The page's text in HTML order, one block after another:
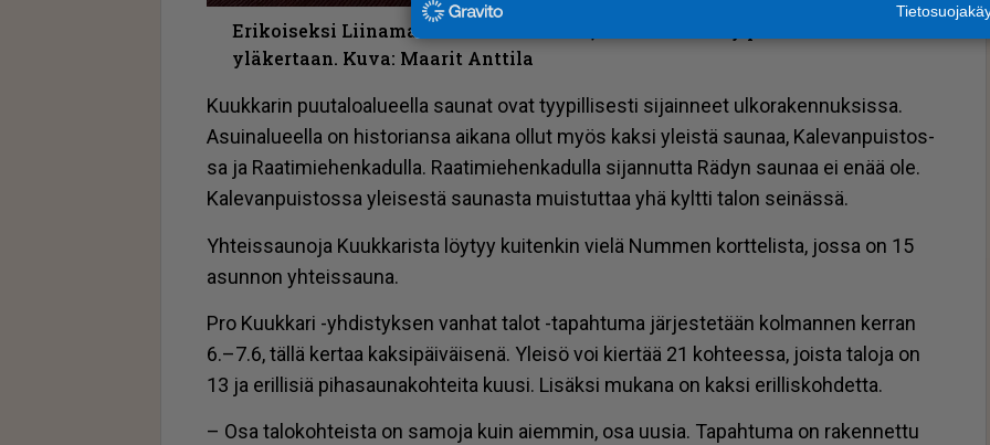
Erikoiseksi Liinamaan saunan tekee se, että se on tehty piharakennuksen
yläkertaan. Kuva: Maarit Anttila
Kuuk­ka­rin puu­ta­lo­a­lu­eel­la sau­nat ovat tyy­pil­li­ses­ti si­jain­neet ul­ko­ra­ken­nuk­sis­sa.
Asui­na­lu­eel­la on his­to­ri­an­sa ai­ka­na ol­lut myös kak­si yleis­tä sau­naa, Ka­le­van­puis­tos­
sa ja Raa­ti­mie­hen­ka­dul­la. Raa­ti­mie­hen­ka­dul­la si­jan­nut­ta Rä­dyn sau­naa ei enää ole.
Ka­le­van­puis­tos­sa ylei­ses­tä sau­nas­ta muis­tut­taa yhä kylt­ti ta­lon sei­näs­sä.
Yh­teis­sau­no­ja Kuuk­ka­ris­ta löy­tyy kui­ten­kin vie­lä Num­men kort­te­lis­ta, jos­sa on 15
asun­non yh­teis­sau­na.
Pro Kuuk­ka­ri -yh­dis­tyk­sen van­hat ta­lot -ta­pah­tu­ma jär­jes­te­tään kol­man­nen ker­ran
6.–7.6, täl­lä ker­taa kak­si­päi­väi­se­nä. Ylei­sö voi kier­tää 21 koh­tees­sa, jois­ta ta­lo­ja on
13 ja eril­li­siä pi­ha­sau­na­koh­tei­ta kuu­si. Li­säk­si mu­ka­na on kak­si eril­lis­koh­det­ta.
– Osa ta­lo­koh­teis­ta on sa­mo­ja kuin ai­em­min, osa uu­sia. Ta­pah­tu­ma on ra­ken­net­tu